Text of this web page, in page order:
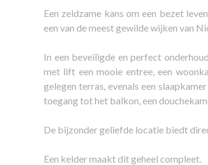
Een zeldzame kans om een bezet
een van de meest gewilde wijken van
In een beveiligde en perfect
met lift een mooie entree, een
gelegen terras, evenals een
toegang tot het balkon, een
De bijzonder geliefde locatie biedt
Een kelder maakt dit geheel compleet.